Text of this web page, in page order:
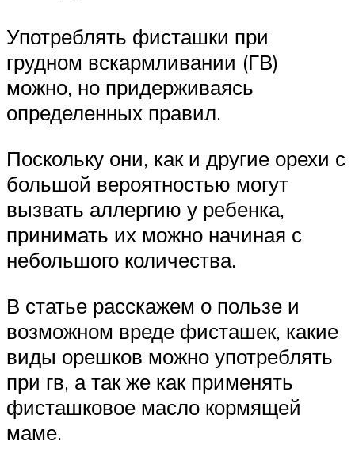
Употреблять фисташки при
грудном вскармливании (ГВ)
можно, но придерживаясь
определенных правил.
Поскольку они, как и другие орехи с
большой вероятностью могут
вызвать аллергию у ребенка,
принимать их можно начиная с
небольшого количества.
В статье расскажем о пользе и
возможном вреде фисташек, какие
виды орешков можно употреблять
при гв, а так же как применять
фисташковое масло кормящей
маме.